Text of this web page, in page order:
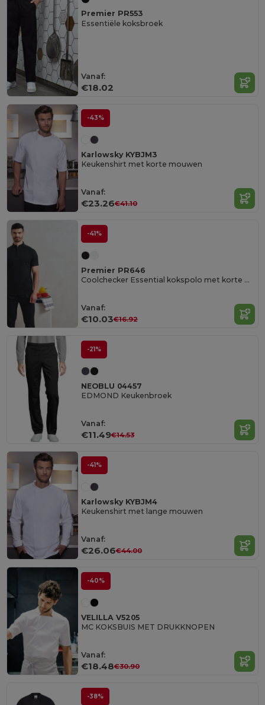
Premier PR553
Essentiële koksbroek
Vanaf:
€18.02
-43%
Karlowsky KYBJM3
Keukenshirt met korte mouwen
Vanaf:
€23.26€41.10
-41%
Premier PR646
Coolchecker Essential kokspolo met korte mouwen
Vanaf:
€10.03€16.92
-21%
NEOBLU 04457
EDMOND Keukenbroek
Vanaf:
€11.49€14.53
-41%
Karlowsky KYBJM4
Keukenshirt met lange mouwen
Vanaf:
€26.06€44.00
-40%
VELILLA V5205
MC KOKSBUIS MET DRUKKNOPEN
Vanaf:
€18.48€30.90
-38%